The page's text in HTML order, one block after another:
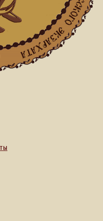
В
День
Независимости
Беларуси
в